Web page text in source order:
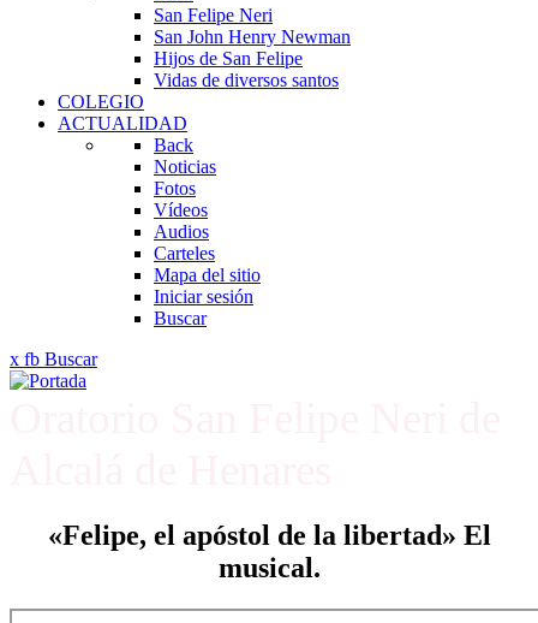
San Felipe Neri
San John Henry Newman
Hijos de San Felipe
Vidas de diversos santos
COLEGIO
ACTUALIDAD
Back
Noticias
Fotos
Vídeos
Audios
Carteles
Mapa del sitio
Iniciar sesión
Buscar
x fb Buscar
«Felipe, el apóstol de la libertad» El
musical.